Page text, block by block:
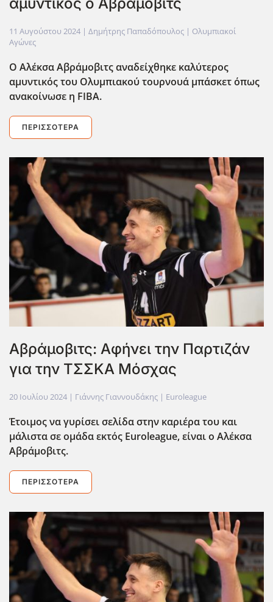
11 Αυγούστου 2024 | Δημήτρης Παπαδόπουλος | Ολυμπιακοί
Αγώνες
Ο Αλέκσα Αβράμοβιτς αναδείχθηκε καλύτερος
αμυντικός του Ολυμπιακού τουρνουά μπάσκετ όπως
ανακοίνωσε η FIBA.
ΠΕΡΙΣΣΌΤΕΡΑ
Αβράμοβιτς: Αφήνει την Παρτιζάν
για την ΤΣΣΚΑ Μόσχας
20 Ιουλίου 2024 | Γιάννης Γιαννουδάκης | Euroleague
Έτοιμος να γυρίσει σελίδα στην καριέρα του και
μάλιστα σε ομάδα εκτός Euroleague, είναι ο Αλέκσα
Αβράμοβιτς.
ΠΕΡΙΣΣΌΤΕΡΑ